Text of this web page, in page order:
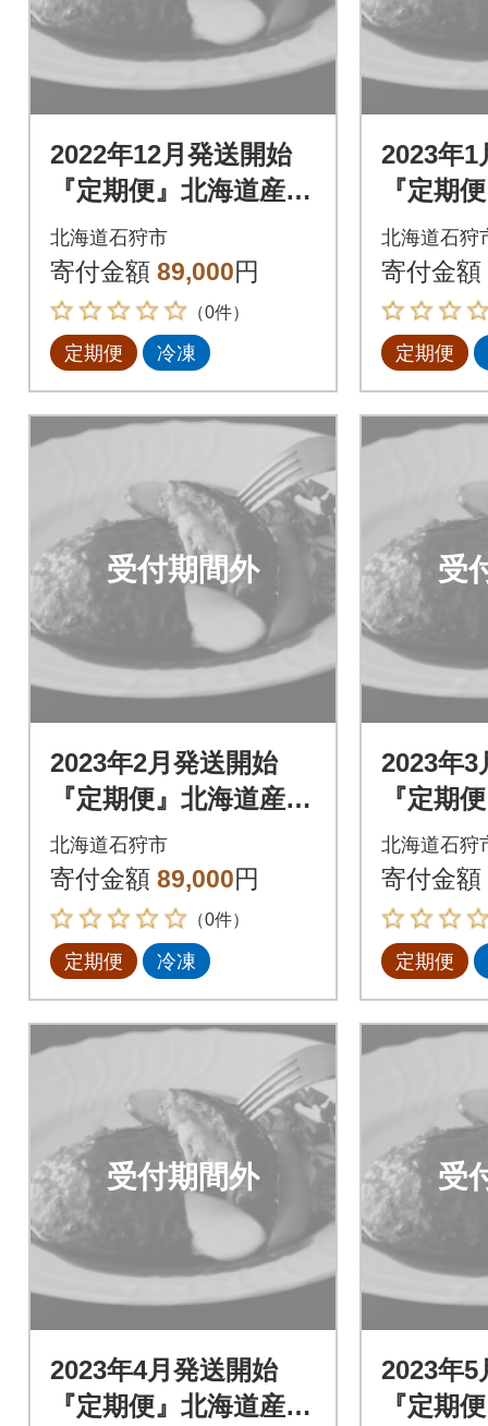
2022年12月発送開始
『定期便』北海道産と
ろけるチーズin道産牛
ハンバーグ120g×12個
全6回
北海道石狩市
寄付金額 89,000円
（0件）
定期便 冷凍
2023年1
『定期
ろける
ハンバ
全6回
北海道石狩
寄付金額
定期便
受付期間外
2023年2月発送開始
『定期便』北海道産と
ろけるチーズin道産牛
ハンバーグ120g×12個
全6回
北海道石狩市
寄付金額 89,000円
（0件）
定期便 冷凍
受
2023年3
『定期
ろける
ハンバ
全6回
北海道石狩
寄付金額
定期便
受付期間外
2023年4月発送開始
『定期便』北海道産と
受
2023年5
『定期